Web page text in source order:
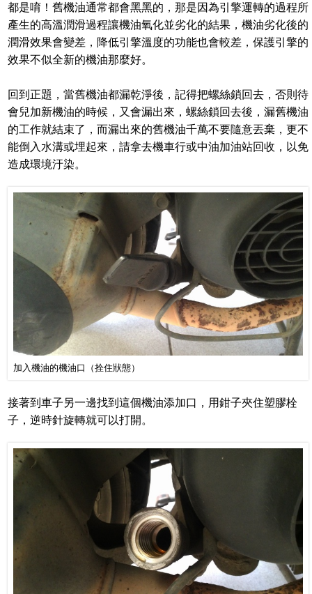
都是唷！舊機油通常都會黑黑的，那是因為引擎運轉的過程所
產生的高溫潤滑過程讓機油氧化並劣化的結果，機油劣化後的
潤滑效果會變差，降低引擎溫度的功能也會較差，保護引擎的
效果不似全新的機油那麼好。
回到正題，當舊機油都漏乾淨後，記得把螺絲鎖回去，否則待
會兒加新機油的時候，又會漏出來，螺絲鎖回去後，漏舊機油
的工作就結束了，而漏出來的舊機油千萬不要隨意丟棄，更不
能倒入水溝或埋起來，請拿去機車行或中油加油站回收，以免
造成環境汙染。
加入機油的機油口（拴住狀態）
接著到車子另一邊找到這個機油添加口，用鉗子夾住塑膠栓
子，逆時針旋轉就可以打開。